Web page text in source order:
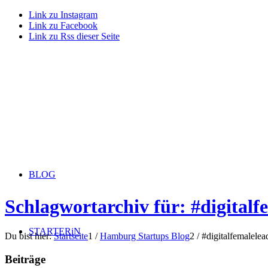
Link zu Instagram
Link zu Facebook
Link zu Rss dieser Seite
BLOG
STARTERiN
Schlagwortarchiv für:
Du bist hier: Startseite1 / Hamburg Startups Blog2 /
Beiträge